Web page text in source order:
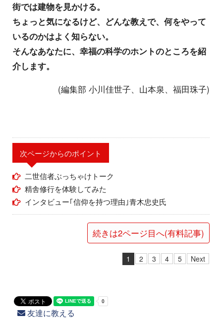
街では建物を見かける。
ちょっと気になるけど、どんな教えで、何をやって
いるのかはよく知らない。
そんなあなたに、幸福の科学のホントのところを紹
介します。
(編集部 小川佳世子、山本泉、福田珠子)
次ページからのポイント
二世信者ぶっちゃけトーク
精舎修行を体験してみた
インタビュー｢信仰を持つ理由｣青木忠史氏
続きは2ページ目へ(有料記事)
1 2 3 4 5 Next
友達に教える